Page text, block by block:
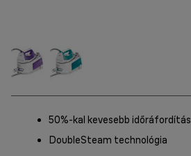
50%-kal kevesebb időráfordítás
DoubleSteam technológia